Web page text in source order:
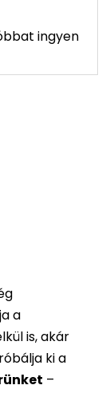
ingyen
a
is, akár
ki a
–